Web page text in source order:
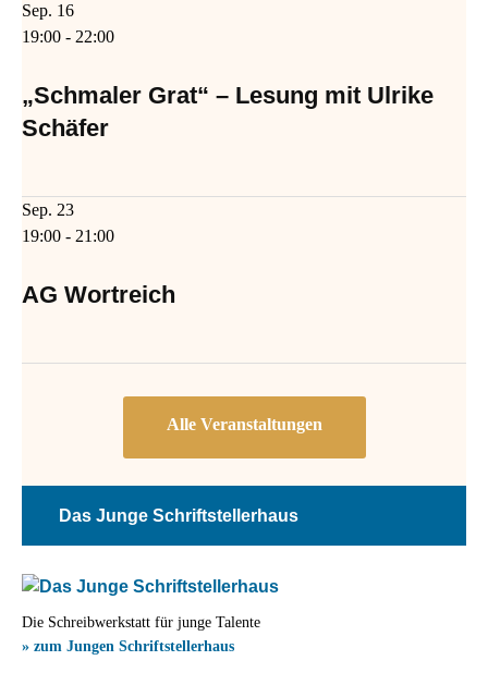
Sep. 16
19:00 - 22:00
„Schmaler Grat“ – Lesung mit Ulrike
Schäfer
Sep. 23
19:00 - 21:00
AG Wortreich
Das Junge Schriftstellerhaus
Die Schreibwerkstatt für junge Talente
» zum Jungen Schriftstellerhaus